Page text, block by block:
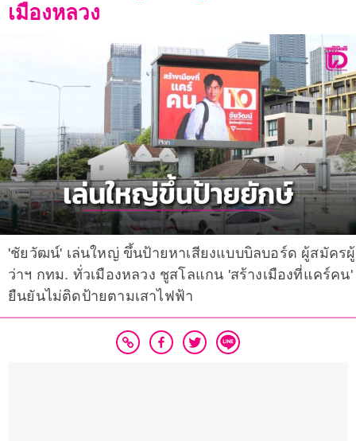
เมืองหลวง
'ชัยวัฒน์' เล่นใหญ่ ขึ้นป้ายหาเสียงแบบบิลบอร์ด ผู้สมัครผู้
ว่าฯ กทม. ทั่วเมืองหลวง ชูสโลแกน 'สร้างเมืองที่แคร์คน'
ยืนยันไม่ติดป้ายตามเสาไฟฟ้า